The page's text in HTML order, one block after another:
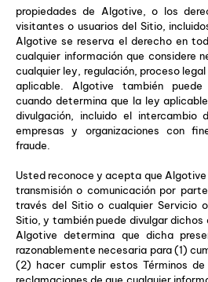
propiedades de Algotive, o los
visitantes o usuarios del Sitio,
Algotive se reserva el derecho en
cualquier información que considere
cualquier ley, regulación, proceso
aplicable. Algotive también
cuando determina que la ley
divulgación, incluido el intercambio
empresas y organizaciones con
fraude.
Usted reconoce y acepta que
transmisión o comunicación por
través del Sitio o cualquier Servicio
Sitio, y también puede divulgar dichos
Algotive determina que dicha
razonablemente necesaria para (1)
(2) hacer cumplir estos Términos